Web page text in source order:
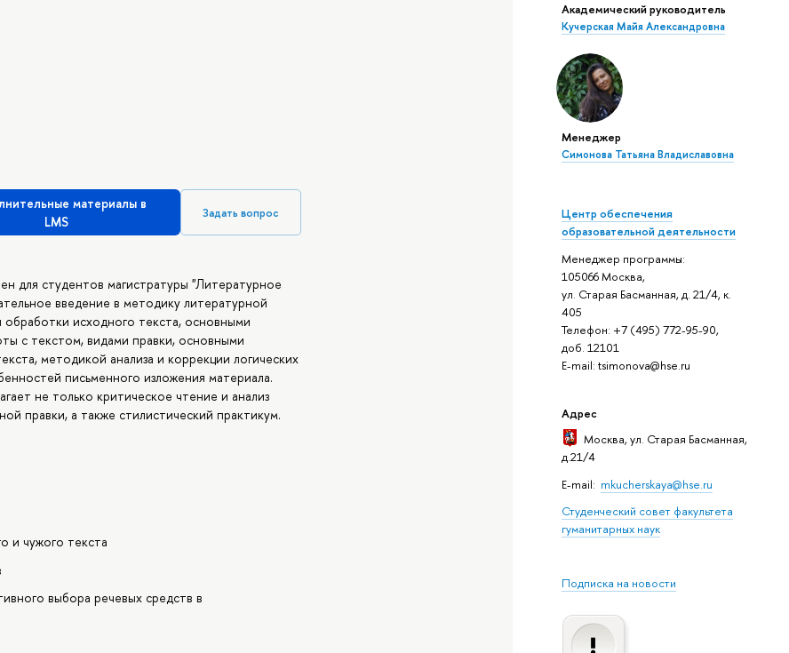
Академический руководитель
Кучерская Майя Александровна
Менеджер
Симонова Татьяна Владиславовна
Центр обеспечения
образовательной деятельности
Менеджер программы:
105066 Москва,
ул. Старая Басманная, д. 21/4, к.
405
Телефон: +7 (495) 772-95-90,
доб. 12101
E-mail: tsimonova@hse.ru
Адрес
Москва, ул. Старая Басманная,
д.21/4
E-mail: mkucherskaya@hse.ru
Студенческий совет факультета
гуманитарных наук
Подписка на новости
материалы в
LMS
Задать вопрос
для студентов магистратуры "Литературное
введение в методику литературной
обработки исходного текста, основными
с текстом, видами правки, основными
методикой анализа и коррекции логических
письменного изложения материала.
не только критическое чтение и анализ
правки, а также стилистический практикум.
и чужого текста
выбора речевых средств в